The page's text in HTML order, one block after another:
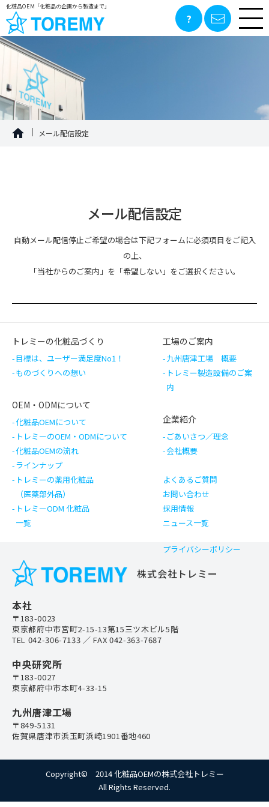
化粧品OEM「化粧品の企画から製造まで」
メール配信設定
メール配信設定
自動メール配信停止ご希望の場合は下記フォームに必須項目をご記入
の上、
「当社からのご案内」を「希望しない」をご選択ください。
トレミーの化粧品づくり
目標は、ユーザー満足度No1！
ものづくりへの想い
OEM・ODMについて
化粧品OEMについて
トレミーのOEM・ODMについて
化粧品OEMの流れ
ラインナップ
トレミーの薬用化粧品
（医薬部外品）
トレミーODM 化粧品
一覧
工場のご案内
九州唐津工場 概要
トレミー製造設備のご案
内
企業紹介
ごあいさつ／理念
会社概要
よくあるご質問
お問い合わせ
採用情報
ニュース一覧
プライバシーポリシー
株式会社トレミー
本社
〒183-0023
東京都府中市宮町2-15-13第15三ツ木ビル5階
TEL 042-306-7133 ／ FAX 042-363-7687
中央研究所
〒183-0027
東京都府中市本町4-33-15
九州唐津工場
〒849-5131
佐賀県唐津市浜玉町浜崎1901番地460
Copyright© 2014 化粧品OEMの株式会社トレミー
All Rights Reserved.